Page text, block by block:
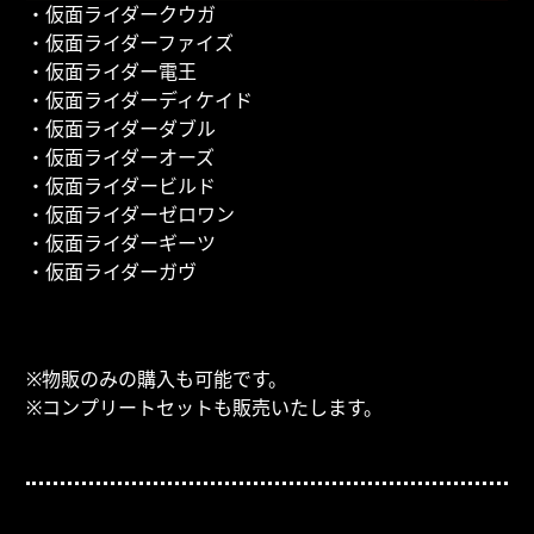
・仮面ライダークウガ
・仮面ライダーファイズ
・仮面ライダー電王
・仮面ライダーディケイド
・仮面ライダーダブル
・仮面ライダーオーズ
・仮面ライダービルド
・仮面ライダーゼロワン
・仮面ライダーギーツ
・仮面ライダーガヴ
※物販のみの購入も可能です。
※コンプリートセットも販売いたします。